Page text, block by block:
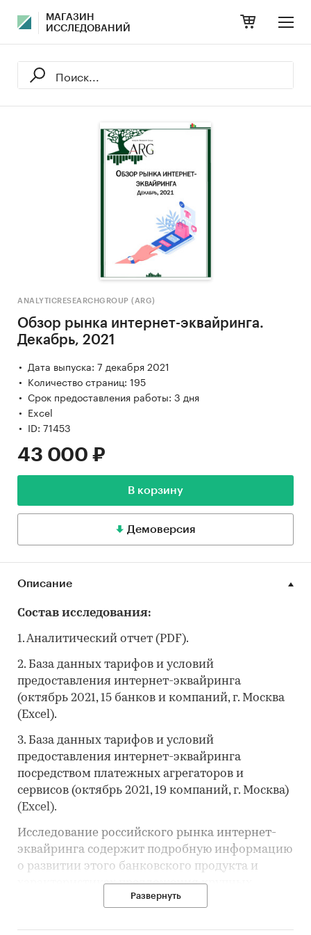
МАГАЗИН
ИССЛЕДОВАНИЙ
ANALYTICRESEARCHGROUP (ARG)
Обзор рынка интернет-эквайринга.
Декабрь, 2021
Дата выпуска: 7 декабря 2021
Количество страниц: 195
Срок предоставления работы: 3 дня
Excel
ID: 71453
43 000 ₽
В корзину
Демоверсия
Описание
Состав исследования:
1. Аналитический отчет (PDF).
2. База данных тарифов и условий
предоставления интернет-эквайринга
(октябрь 2021, 15 банков и компаний, г. Москва
(Excel).
3. База данных тарифов и условий
предоставления интернет-эквайринга
посредством платежных агрегаторов и
сервисов (октябрь 2021, 19 компаний, г. Москва)
(Excel).
Исследование российского рынка интернет-
эквайринга содержит подробную информацию
о развитии этого банковского продукта и
характеристиках предложения крупных
игроков. В отчете приведены данные об
Развернуть